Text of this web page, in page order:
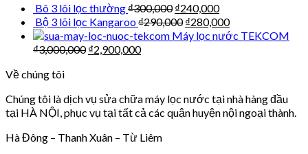
Bô 3 lõi lọc thường₫300,000 ₫240,000
Bộ 3 lõi lọc Kangaroo₫290,000 ₫280,000
Máy lọc nước TEKCOM
₫3,000,000 ₫2,900,000
Về chúng tôi
Chúng tôi là dịch vụ sửa chữa máy lọc nước tại nhà hàng đầu
tại HÀ NỘI, phục vụ tại tất cả các quận huyện nội ngoại thành.
Hà Đông – Thanh Xuân – Từ Liêm